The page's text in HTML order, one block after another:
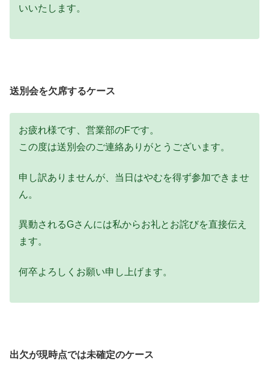
いいたします。
送別会を欠席するケース
お疲れ様です、営業部のFです。
この度は送別会のご連絡ありがとうございます。
申し訳ありませんが、当日はやむを得ず参加できませ
ん。
異動されるGさんには私からお礼とお詫びを直接伝え
ます。
何卒よろしくお願い申し上げます。
出欠が現時点では未確定のケース